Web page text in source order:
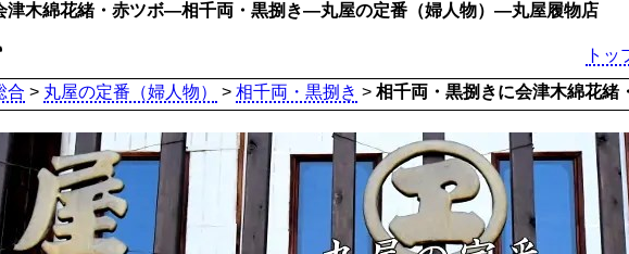
津木綿花緒・赤ツボ―相千両・黒捌き―丸屋の定番（婦人物）―丸屋履物店
トッ
合 > 丸屋の定番（婦人物） > 相千両・黒捌き > 相千両・黒捌きに会津木綿花緒